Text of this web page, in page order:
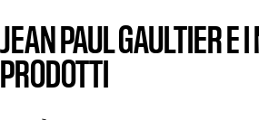
JEAN PAUL GAULTIER E I
PRODOTTI